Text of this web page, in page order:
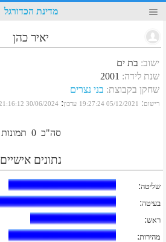
מדינת הכדורגל
יאיר כהן
ישוב: בת ים
שנת לידה:
2001
שחקן בקבוצת: בני נצרים
רישום:
05/12/2021 19:27:24 עדכון:
30/06/2024 21:16:12
סה"כ 0 תמונות
נתונים אישיים
שליטה:
בעיטה:
ראש:
מהירות: